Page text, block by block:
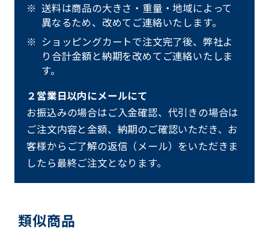
送料は商品の大きさ・重量・地域によって
異なるため、改めてご連絡いたします。
ショッピングカートで注文完了後、弊社よ
り合計金額と納期を改めてご連絡いたしま
す。
２営業日以内にメールにて
お振込みの場合はご入金確認、代引きの場合は
ご注文内容と金額、納期のご確認いただき、お
客様からご了解の返信（メール）をいただきま
したら最終ご注文となります。
類似商品